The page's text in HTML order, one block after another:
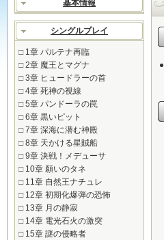
基本情報
シングルプレイ
□ 1章 パルテナ再臨
□2章 魔王とマグナ
□3章 ヒュードラーの首
□4章 死神の視線
□5章 パンドーラの罠
□6章 黒いピット
□7章 深海に潜む神殿
□8章 天かける星賊船
□9章 決戦！メデューサ
□ 10章 願いのタネ
□ 11章 自然王ナチュレ
□ 12章 初期化爆弾の恐怖
□ 13章 月の静寂
□ 14章 電光石火の激突
□ 15章 謎の侵略者